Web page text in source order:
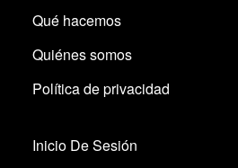
Qué hacemos
Quiénes somos
Política de privacidad
Inicio De Sesión